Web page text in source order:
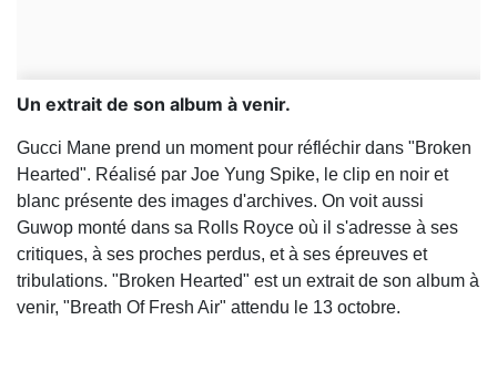
Un extrait de son album à venir.
Gucci Mane prend un moment pour réfléchir dans "Broken
Hearted". Réalisé par Joe Yung Spike, le clip en noir et
blanc présente des images d'archives. On voit aussi
Guwop monté dans sa Rolls Royce où il s'adresse à ses
critiques, à ses proches perdus, et à ses épreuves et
tribulations. "Broken Hearted" est un extrait de son album à
venir, "Breath Of Fresh Air" attendu le 13 octobre.